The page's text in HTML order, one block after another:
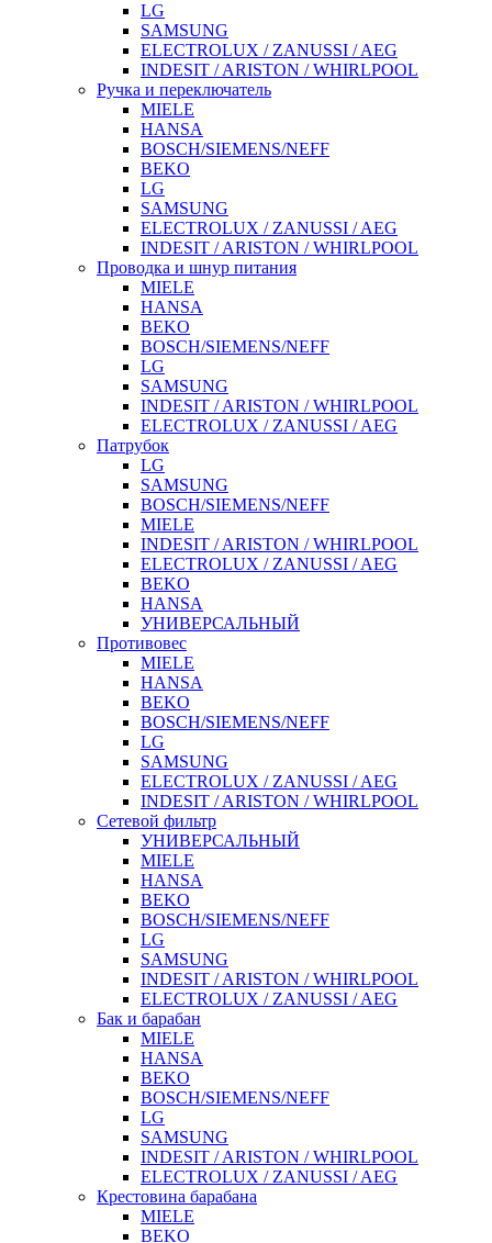
LG
SAMSUNG
ELECTROLUX / ZANUSSI / AEG
INDESIT / ARISTON / WHIRLPOOL
Ручка и переключатель
MIELE
HANSA
BOSCH/SIEMENS/NEFF
BEKO
LG
SAMSUNG
ELECTROLUX / ZANUSSI / AEG
INDESIT / ARISTON / WHIRLPOOL
Проводка и шнур питания
MIELE
HANSA
BEKO
BOSCH/SIEMENS/NEFF
LG
SAMSUNG
INDESIT / ARISTON / WHIRLPOOL
ELECTROLUX / ZANUSSI / AEG
Патрубок
LG
SAMSUNG
BOSCH/SIEMENS/NEFF
MIELE
INDESIT / ARISTON / WHIRLPOOL
ELECTROLUX / ZANUSSI / AEG
BEKO
HANSA
УНИВЕРСАЛЬНЫЙ
Противовес
MIELE
HANSA
BEKO
BOSCH/SIEMENS/NEFF
LG
SAMSUNG
ELECTROLUX / ZANUSSI / AEG
INDESIT / ARISTON / WHIRLPOOL
Сетевой фильтр
УНИВЕРСАЛЬНЫЙ
MIELE
HANSA
BEKO
BOSCH/SIEMENS/NEFF
LG
SAMSUNG
INDESIT / ARISTON / WHIRLPOOL
ELECTROLUX / ZANUSSI / AEG
Бак и барабан
MIELE
HANSA
BEKO
BOSCH/SIEMENS/NEFF
LG
SAMSUNG
INDESIT / ARISTON / WHIRLPOOL
ELECTROLUX / ZANUSSI / AEG
Крестовина барабана
MIELE
BEKO